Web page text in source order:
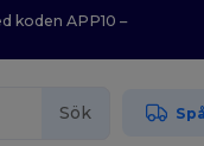
koden APP10 –
Sök